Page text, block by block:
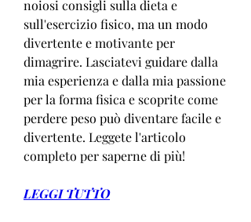
noiosi consigli sulla dieta e
sull'esercizio fisico, ma un modo
divertente e motivante per
dimagrire. Lasciatevi guidare dalla
mia esperienza e dalla mia passione
per la forma fisica e scoprite come
perdere peso può diventare facile e
divertente. Leggete l'articolo
completo per saperne di più!
LEGGI TUTTO